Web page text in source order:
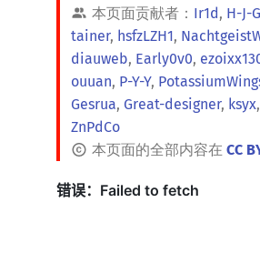
本页面贡献者： Ir1d, H-J-
tainer, hsfzLZH1,
diauweb, Early0v0,
ouuan, P-Y-Y,
Gesrua, Great-designer, ksyx,
ZnPdCo
本页面的全部内容在 CC